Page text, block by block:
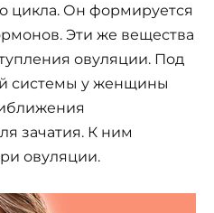
цикла. Он формируется
Эти же вещества
овуляции. Под
системы у женщины
зачатия. К ним
овуляции.